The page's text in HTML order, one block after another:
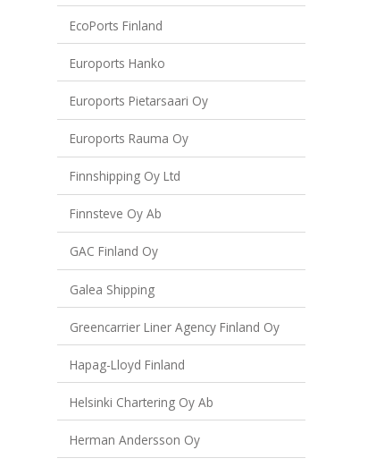
EcoPorts Finland
Euroports Hanko
Euroports Pietarsaari Oy
Euroports Rauma Oy
Finnshipping Oy Ltd
Finnsteve Oy Ab
GAC Finland Oy
Galea Shipping
Greencarrier Liner Agency Finland Oy
Hapag-Lloyd Finland
Helsinki Chartering Oy Ab
Herman Andersson Oy